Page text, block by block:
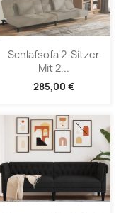
Schlafsofa 2-Sitzer
Mit 2...
285,00 €